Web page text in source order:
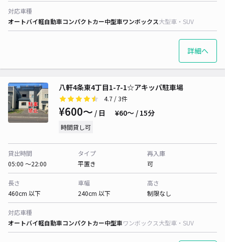
対応車種
オートバイ軽自動車コンパクトカー中型車ワンボックス大型車・SUV
詳細へ
八軒4条東4丁目1-7-1☆アキッパ駐車場
4.7 / 3件
¥600〜 / 日 ¥60〜 / 15分
時間貸し可
貸出時間
05:00 〜22:00
タイプ
平置き
再入庫
可
長さ
460cm 以下
車幅
240cm 以下
高さ
制限なし
対応車種
オートバイ軽自動車コンパクトカー中型車ワンボックス大型車・SUV